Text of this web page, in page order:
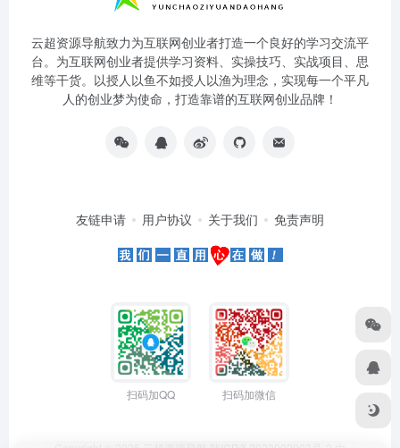
云超资源导航致力为互联网创业者打造一个良好的学习交流平
台。为互联网创业者提供学习资料、实操技巧、实战项目、思
维等干货。以授人以鱼不如授人以渔为理念，实现每一个平凡
人的创业梦为使命，打造靠谱的互联网创业品牌！
友链申请 用户协议 关于我们 免责声明
扫码加QQ 扫码加微信